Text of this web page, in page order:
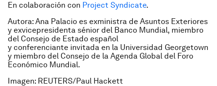
En colaboración con Project Syndicate.
Autora: Ana Palacio es exministra de Asuntos Exteriores
y exvicepresidenta sénior del Banco Mundial, miembro
del Consejo de Estado español
y conferenciante invitada en la Universidad Georgetown
y miembro del Consejo de la Agenda Global del Foro
Económico Mundial.
Imagen: REUTERS/Paul Hackett